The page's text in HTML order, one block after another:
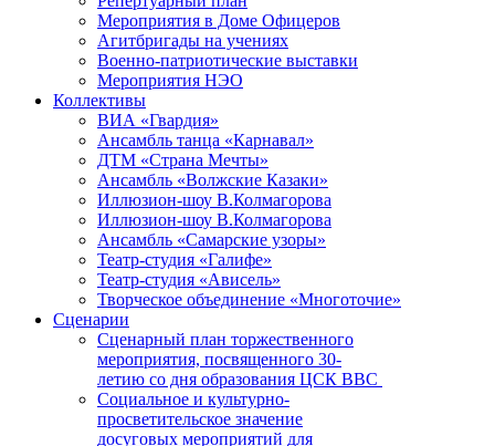
Мероприятия в Доме Офицеров
Агитбригады на учениях
Военно-патриотические выставки
Мероприятия НЭО
Коллективы
ВИА «Гвардия»
Ансамбль танца «Карнавал»
ДТМ «Страна Мечты»
Ансамбль «Волжские Казаки»
Иллюзион-шоу В.Колмагорова
Иллюзион-шоу В.Колмагорова
Ансамбль «Самарские узоры»
Театр-студия «Галифе»
Театр-студия «Ависель»
Творческое объединение «Многоточие»
Сценарии
Сценарный план торжественного
мероприятия, посвященного 30-
летию со дня образования ЦСК ВВС
Социальное и культурно-
просветительское значение
досуговых мероприятий для